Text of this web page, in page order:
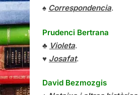
♠ Correspondencia.
Prudenci Bertrana
♣ Violeta.
♥ Josafat.
David Bezmozgis